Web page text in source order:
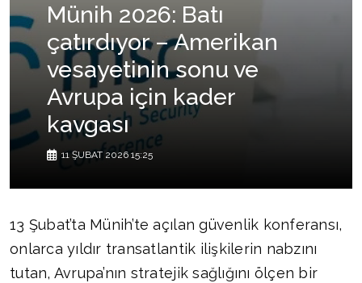
Münih 2026: Batı
çatırdıyor – Amerikan
vesayetinin sonu ve
Avrupa için kader
kavgası
11 ŞUBAT 2026 15:25
13 Şubat’ta Münih’te açılan güvenlik konferansı,
onlarca yıldır transatlantik ilişkilerin nabzını
tutan, Avrupa’nın stratejik sağlığını ölçen bir